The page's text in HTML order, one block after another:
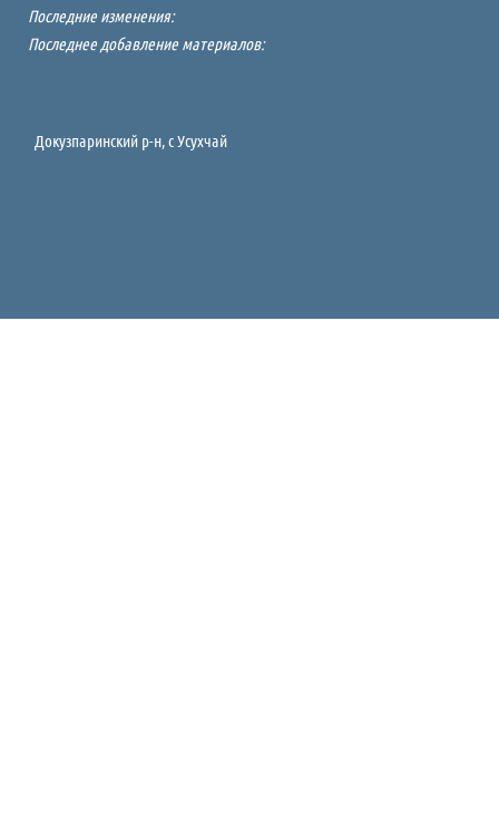
Последние изменения:
Последнее добавление материалов:
Докузпаринский р-н, c Усухчай